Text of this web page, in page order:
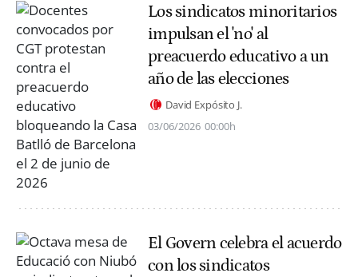
Los sindicatos minoritarios
impulsan el 'no' al
preacuerdo educativo a un
año de las elecciones
David Expósito J.
03/06/2026 00:00h
El Govern celebra el acuerdo
con los sindicatos